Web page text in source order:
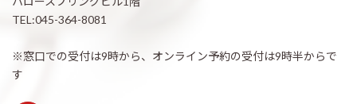
TEL:045-364-8081
※窓口での受付は9時から、オンライン予約の受付は9時半からで
す